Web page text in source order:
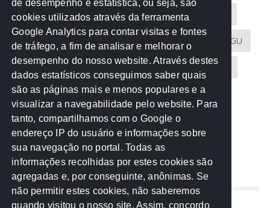
Acontece na Rede AGU AMM
Atricon Audicom CAU-MT CGU
CREA-MT Eventos MPC-MT MPE-MT
MPF Notícias PF PGE-MT PGR
Receita Federal Sem categoria
TCE-MT TCU TRE
REDE NOS ESTADOS
de desempenho e estatística, ou seja, são
cookies utilizados através da ferramenta
Google Analytics para contar visitas e fontes
de tráfego, a fim de analisar e melhorar o
desempenho do nosso website. Através destes
dados estatísticos conseguimos saber quais
são as páginas mais e menos populares e a
visualizar a navegabilidade pelo website. Para
tanto, compartilhamos com o Google o
endereço IP do usuário e informações sobre
sua navegação no portal. Todas as
informações recolhidas por estes cookies são
agregadas e, por conseguinte, anônimas. Se
não permitir estes cookies, não saberemos
quando visitou o nosso site. Assim, concordo